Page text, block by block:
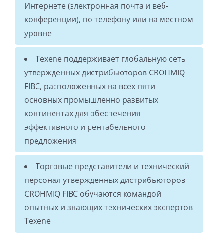
Интернете (электронная почта и веб-
конференции), по телефону или на местном
уровне
Texene поддерживает глобальную сеть
утвержденных дистрибьюторов CROHMIQ
FIBC, расположенных на всех пяти
основных промышленно развитых
континентах для обеспечения
эффективного и рентабельного
предложения
Торговые представители и технический
персонал утвержденных дистрибьюторов
CROHMIQ FIBC обучаются командой
опытных и знающих технических экспертов
Texene